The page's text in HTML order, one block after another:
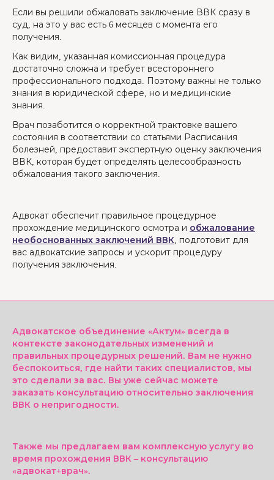
Если вы решили обжаловать заключение ВВК сразу в
суд, на это у вас есть 6 месяцев с момента его
получения.
Как видим, указанная комиссионная процедура
достаточно сложна и требует всестороннего
профессионального подхода. Поэтому важны не только
знания в юридической сфере, но и медицинские
знания.
Врач позаботится о корректной трактовке вашего
состояния в соответствии со статьями Расписания
болезней, предоставит экспертную оценку заключения
ВВК, которая будет определять целесообразность
обжалования такого заключения.
Адвокат обеспечит правильное процедурное
прохождение медицинского осмотра и обжалование
необоснованных заключений ВВК, подготовит для
вас адвокатские запросы и ускорит процедуру
получения заключения.
Адвокатское объединение «Актум» всегда в
контексте законодательных изменений и
правильных процедурных решений. Вам не нужно
беспокоиться, где найти таких специалистов, мы
это сделали за вас. Вы уже сейчас можете
заказать консультацию относительно заключения
ВВК о непригодности.
Также мы предлагаем вам комплексную услугу во
время прохождения ВВК – консультацию
«адвокат+врач».